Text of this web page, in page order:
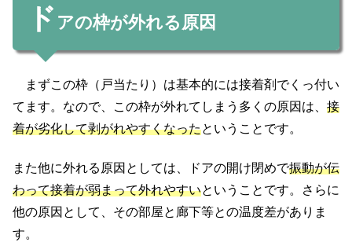
ド アの枠が外れる原因
まずこの枠（戸当たり）は基本的には接着剤でくっ付い
てます。 なので、この枠が外れてしまう多くの原因は、 接
着が劣化して剥がれやすくなったということです。
また他に外れる原因としては、ドアの開け閉めで振動が伝
わって接着が弱まって外れやすいということです。さらに
他の原因として、その部屋と廊下等との温度差がありま
す。